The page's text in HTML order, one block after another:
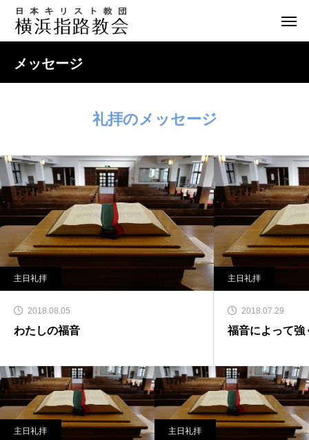
メッセージ
礼拝のメッセージ
主日礼拝
2018.08.05
わたしの福音
主日礼拝
2018.07.29
福音によって強
主日礼拝 主日礼拝